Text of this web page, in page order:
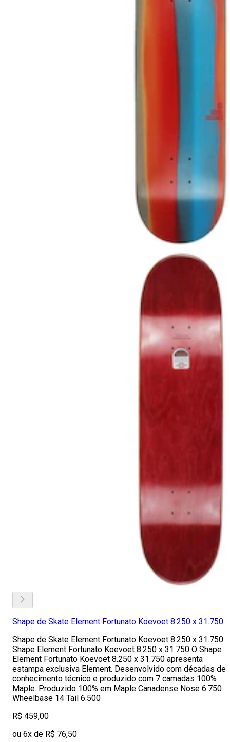
Shape de Skate Element Fortunato Koevoet 8.250 x 31.750
Shape de Skate Element Fortunato Koevoet 8.250 x 31.750
Shape Element Fortunato Koevoet 8.250 x 31.750 O Shape
Element Fortunato Koevoet 8.250 x 31.750 apresenta
estampa exclusiva Element. Desenvolvido com décadas de
conhecimento técnico e produzido com 7 camadas 100%
Maple. Produzido 100% em Maple Canadense Nose 6.750
Wheelbase 14 Tail 6.500
R$ 459,00
ou 6x de R$ 76,50